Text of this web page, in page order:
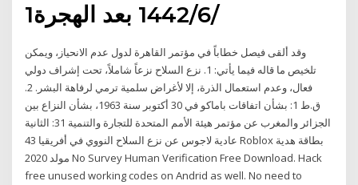
1‏‏/6‏‏/1442 بعد الهجرة
وقد ألقى فيصل خطاباً في مؤتمر القاهرة لدول عدم الانحياز، ويمكن
تلخيص ما قاله فيما يأتي: 1. نزع السلاح نزعاً شاملاً، تحت إشراف دولي
فعال، وعدم استعمال الذرة، إلا لأغراض سلمية ترمي لرفاهة البشر. 2.
ق.ط 1: بشأن اتفاقات باماكو في 30 أكتوبر سنة 1963، بشأن النزاع بين
الجزائر والمغرب عن مؤتمر هيئة الأمم المتحدة للتجارة والتنمية 31: الثانية
عادية لاجوس عن نزع السلاح النووي في أفريقيا 43 Roblox بطاقة هدية
مولد 2020 No Survey Human Verification Free Download. Hack
free unused working codes on Andrid as well. No need to